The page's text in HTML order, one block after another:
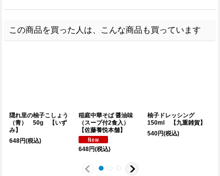
この商品を買った人は、こんな商品も買っています
隠れ里の柚子こしょう
（青） 50g 【いず
み】
648円(税込)
稲庭中華そば 醤油味
（スープ付2食入）
【佐藤養悦本舗】
648円(税込)
柚子ドレッシング
150ml 【九重雑賀】
540円(税込)